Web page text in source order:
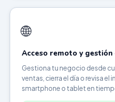
🌐
Acceso remoto y gestión
Gestiona tu negocio desde
ventas, cierra el día o revisa el
smartphone o tablet en